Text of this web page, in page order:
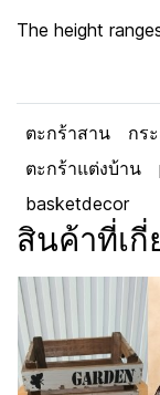
The height
ตะกร้าสาน กร
ตะกร้าแต่งบ้าน
basketdecor
สินค้าที่เกี่